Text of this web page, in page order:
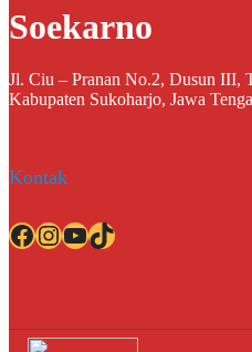
Soekarno
Jl. Ciu – Pranan No.2, Dusun III,
Kabupaten Sukoharjo, Jawa
Kontak
Facebook InstagramYouTube TikTok